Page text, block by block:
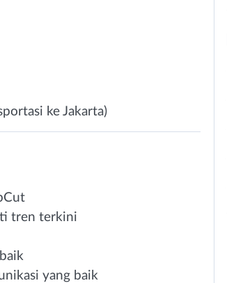
ke Jakarta)
tren terkini
yang baik